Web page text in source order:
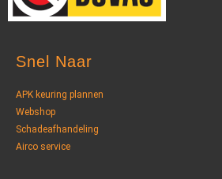
Snel Naar
APK keuring plannen
Webshop
Schadeafhandeling
Airco service